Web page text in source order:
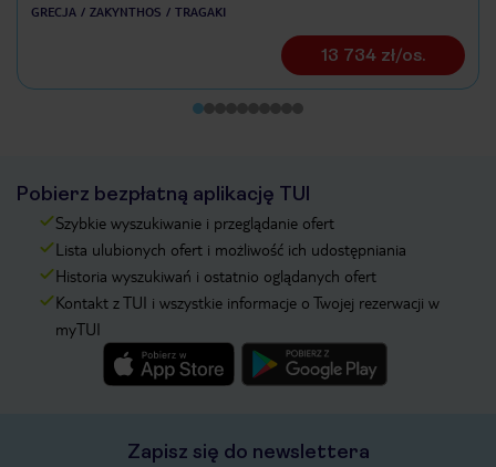
GRECJA ZAKYNTHOS TRAGAKI
13 734 zł/os.
Pobierz bezpłatną aplikację TUI
Szybkie wyszukiwanie i przeglądanie ofert
Lista ulubionych ofert i możliwość ich udostępniania
Historia wyszukiwań i ostatnio oglądanych ofert
Kontakt z TUI i wszystkie informacje o Twojej rezerwacji w
myTUI
Zapisz się do newslettera